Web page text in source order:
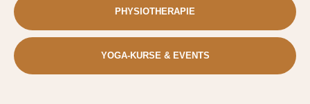
PHYSIOTHERAPIE
YOGA-KURSE & EVENTS